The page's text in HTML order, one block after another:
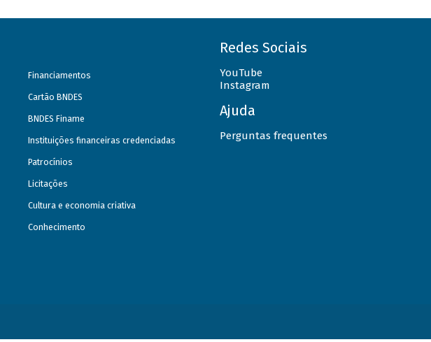
Financiamentos
Cartão BNDES
BNDES Finame
Instituições financeiras credenciadas
Patrocínios
Licitações
Cultura e economia criativa
Conhecimento
Redes Sociais
YouTube
Instagram
Ajuda
Perguntas frequentes